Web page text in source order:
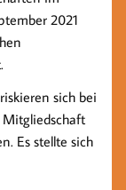
2021
sich bei
Mitgliedschaft
Es stellte sich